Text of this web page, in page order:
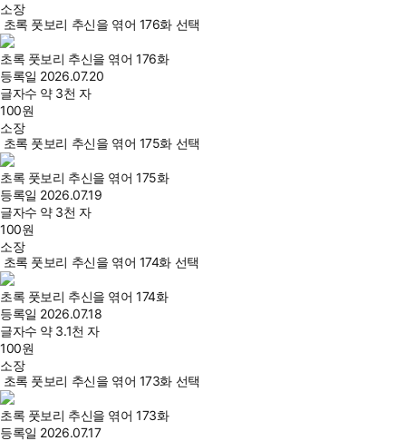
소장
초록 풋보리 추신을 엮어 176화 선택
초록 풋보리 추신을 엮어 176화
등록일 2026.07.20
글자수 약 3천 자
100원
소장
초록 풋보리 추신을 엮어 175화 선택
초록 풋보리 추신을 엮어 175화
등록일 2026.07.19
글자수 약 3천 자
100원
소장
초록 풋보리 추신을 엮어 174화 선택
초록 풋보리 추신을 엮어 174화
등록일 2026.07.18
글자수 약 3.1천 자
100원
소장
초록 풋보리 추신을 엮어 173화 선택
초록 풋보리 추신을 엮어 173화
등록일 2026.07.17